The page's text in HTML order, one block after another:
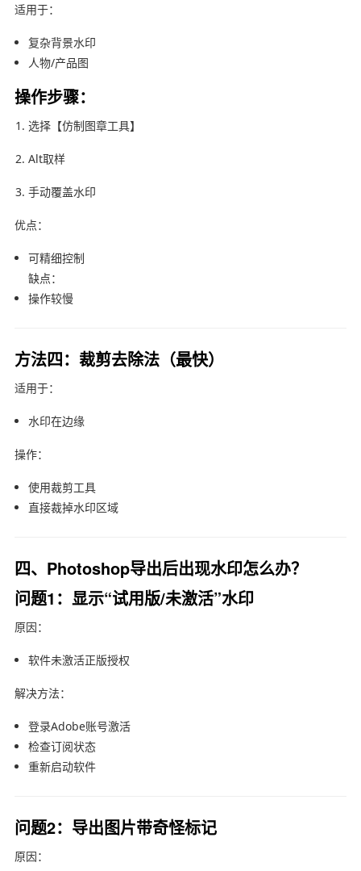
适用于：
复杂背景水印
人物/产品图
操作步骤：
选择【仿制图章工具】
Alt取样
手动覆盖水印
优点：
可精细控制
缺点：
操作较慢
方法四：裁剪去除法（最快）
适用于：
水印在边缘
操作：
使用裁剪工具
直接裁掉水印区域
四、Photoshop导出后出现水印怎么办？
问题1：显示“试用版/未激活”水印
原因：
软件未激活正版授权
解决方法：
登录Adobe账号激活
检查订阅状态
重新启动软件
问题2：导出图片带奇怪标记
原因：